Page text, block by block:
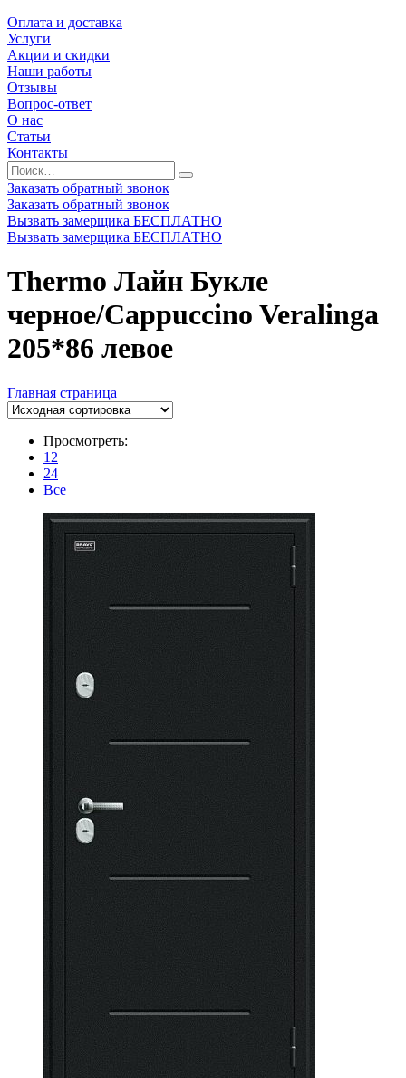
Оплата и доставка
Услуги
Акции и скидки
Наши работы
Отзывы
Вопрос-ответ
О нас
Статьи
Контакты
Заказать обратный звонок
Заказать обратный звонок
Вызвать замерщика БЕСПЛАТНО
Вызвать замерщика БЕСПЛАТНО
Thermo Лайн Букле
черное/Cappuccino Veralinga
205*86 левое
Главная страница
Просмотреть:
12
24
Все